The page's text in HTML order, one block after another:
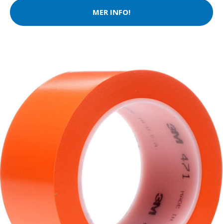
MER INFO!